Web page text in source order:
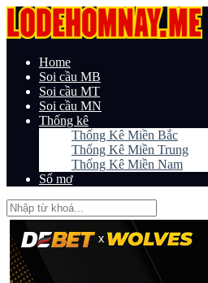
Home
Soi cầu MB
Soi cầu MT
Soi cầu MN
Thống kê
Thống Kê Miền Bắc
Thống Kê Miền Trung
Thống Kê Miền Nam
Sổ mơ